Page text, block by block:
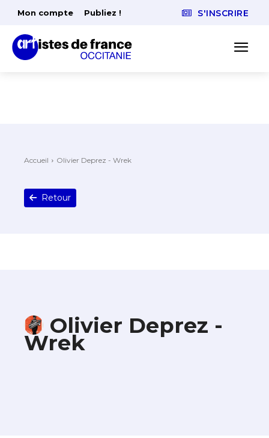
Mon compte Publiez ! S'INSCRIRE
Accueil Olivier Deprez - Wrek
Retour
Olivier Deprez -
Wrek